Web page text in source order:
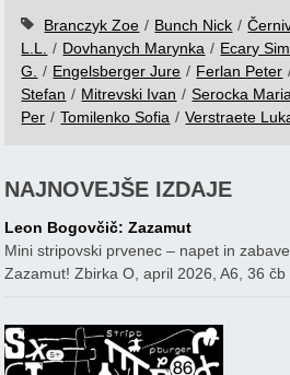
Branczyk Zoe / Bunch Nick /
L.L.
/ Dovhanych Marynka / Ecary
G.
/ Engelsberger Jure / Ferlan Peter
Stefan / Mitrevski Ivan / Serocka
Per / Tomilenko Sofia / Verstraete
NAJNOVEJŠE IZDAJE
Leon Bogovčič: Zazamut
Mini stripovski prvenec – napet in
Zazamut! Zbirka O, april 2026, A6, 36 čb